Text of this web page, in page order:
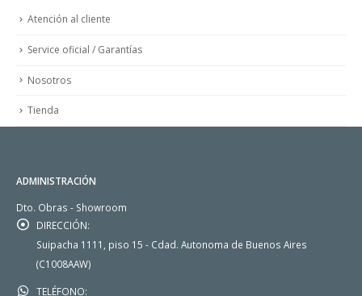
Atención al cliente
Service oficial / Garantías
Nosotros
Tienda
ADMINISTRACIÓN
Dto. Obras - Showroom
DIRECCIÓN:
Suipacha 1111, piso 15 - Cdad. Autonoma de Buenos Aires
(C1008AAW)
TELÉFONO: